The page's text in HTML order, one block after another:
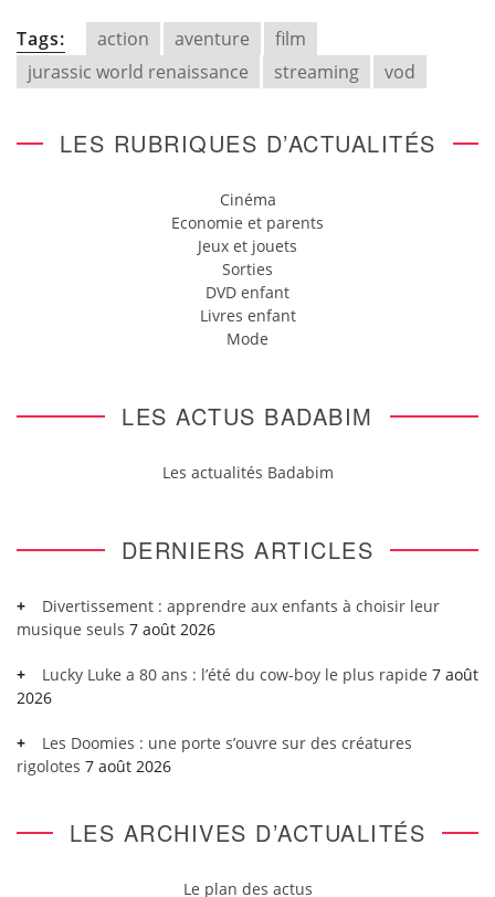
Tags: action aventure
film
jurassic world renaissance
streaming vod
LES RUBRIQUES D’ACTUALITÉS
Cinéma
Economie et parents
Jeux et jouets
Sorties
DVD enfant
Livres enfant
Mode
LES ACTUS BADABIM
Les actualités Badabim
DERNIERS ARTICLES
Divertissement : apprendre aux enfants à choisir leur
musique seuls 7 août 2026
Lucky Luke a 80 ans : l’été du cow-boy le plus rapide 7 août
2026
Les Doomies : une porte s’ouvre sur des créatures
rigolotes 7 août 2026
LES ARCHIVES D’ACTUALITÉS
Le plan des actus